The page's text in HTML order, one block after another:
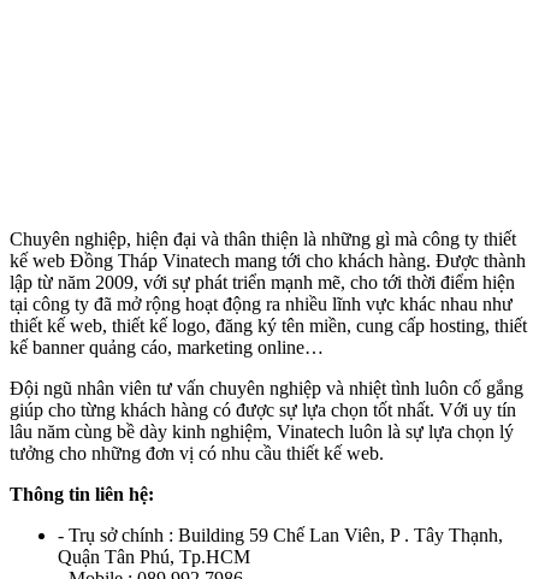
Chuyên nghiệp, hiện đại và thân thiện là những gì mà công ty thiết
kế web Đồng Tháp Vinatech mang tới cho khách hàng. Được thành
lập từ năm 2009, với sự phát triển mạnh mẽ, cho tới thời điểm hiện
tại công ty đã mở rộng hoạt động ra nhiều lĩnh vực khác nhau như
thiết kế web, thiết kế logo, đăng ký tên miền, cung cấp hosting, thiết
kế banner quảng cáo, marketing online…
Đội ngũ nhân viên tư vấn chuyên nghiệp và nhiệt tình luôn cố gắng
giúp cho từng khách hàng có được sự lựa chọn tốt nhất. Với uy tín
lâu năm cùng bề dày kinh nghiệm, Vinatech luôn là sự lựa chọn lý
tưởng cho những đơn vị có nhu cầu thiết kế web.
Thông tin liên hệ:
- Trụ sở chính : Building 59 Chế Lan Viên, P . Tây Thạnh,
Quận Tân Phú, Tp.HCM